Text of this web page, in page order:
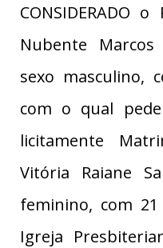
CONSIDERADO
Nubente
sexo masculino,
com o qual
licitamente
Vitória Raiane
feminino, com
Igreja